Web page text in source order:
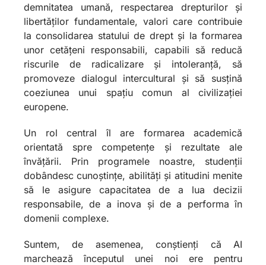
demnitatea umană, respectarea drepturilor și
libertăților fundamentale, valori care contribuie
la consolidarea statului de drept și la formarea
unor cetățeni responsabili, capabili să reducă
riscurile de radicalizare și intoleranță, să
promoveze dialogul intercultural și să susțină
coeziunea unui spațiu comun al civilizației
europene.
Un rol central îl are formarea academică
orientată spre competențe și rezultate ale
învățării. Prin programele noastre, studenții
dobândesc cunoștințe, abilități și atitudini menite
să le asigure capacitatea de a lua decizii
responsabile, de a inova și de a performa în
domenii complexe.
Suntem, de asemenea, conștienți că AI
marchează începutul unei noi ere pentru